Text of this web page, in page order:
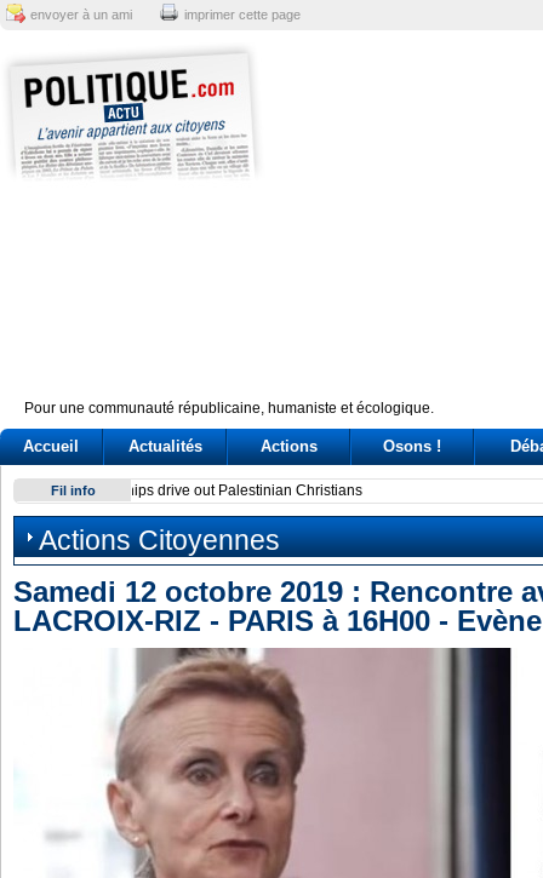
envoyer à un ami imprimer cette page
Pour une communauté républicaine, humaniste et écologique.
Accueil Actualités Actions Osons !
Fil info Sindicato italiano lleva a Cuba su solidaridad en centenario
Actions Citoyennes
Samedi 12 octobre 2019 : Rencontre
LACROIX-RIZ - PARIS à 16H00 -